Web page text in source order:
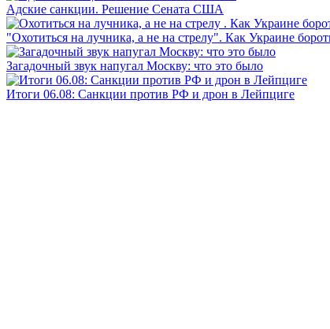
Адские санкции. Решение Сената США
"Охотиться на лучника, а не на стрелу". Как Украине
Загадочный звук напугал Москву: что это было
Итоги 06.08: Санкции против РФ и дрон в Лейпциге